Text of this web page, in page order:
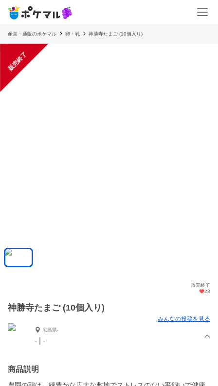
産直・通販のポケマル 卵・乳 神勝寺たまご (10個入り)
販売終了
販売終了
23
神勝寺たまご (10個入り)
みんなの投稿を見る
広島県-
- | -
商品説明